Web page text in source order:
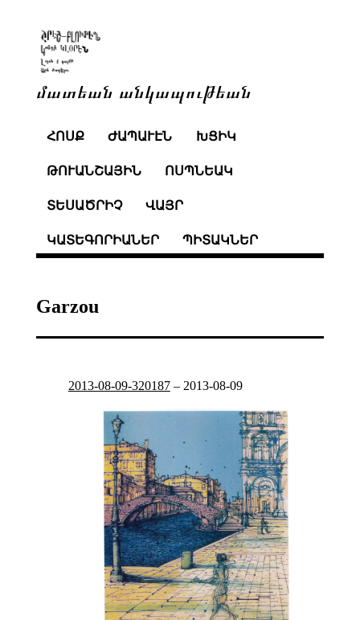
մատեան անկապութեան
ՀՈՍՔ ԺԱՊԱՒԷՆ ԽՑԻԿ
ԹՈՒԱՆՇԱՅԻՆ ՈՍՊՆԵԱԿ
ՏԵՍԱԾՐԻՉ ՎԱՅՐ
ԿԱՏԵԳՈՐԻԱՆԵՐ ՊԻՏԱԿՆԵՐ
Garzou
2013-08-09-320187– 2013-08-09